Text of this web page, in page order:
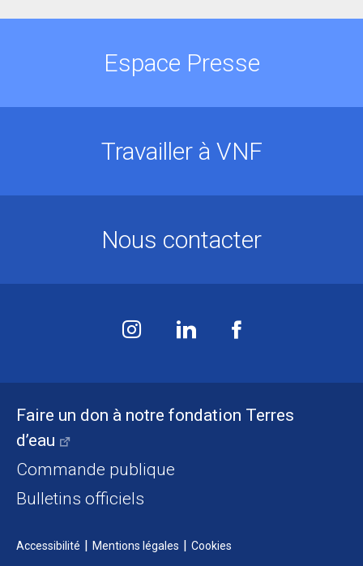
Faire un don à notre fondation Terres
d’eau
Commande publique
Bulletins officiels
Accessibilité Mentions légales Cookies
Espace Presse
Travailler à VNF
Nous contacter